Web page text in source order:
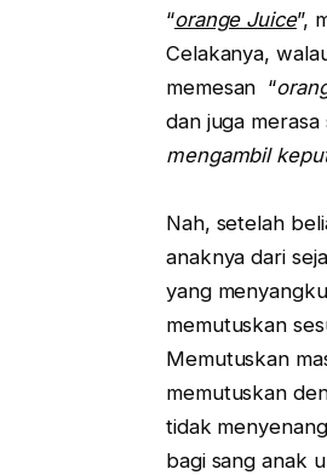
“orange Juice”,
Celakanya,
memesan “
dan juga
mengambil
Nah, setelah
anaknya dari
yang
memutuskan
Memutuskan
memutuskan
tidak
bagi sang anak